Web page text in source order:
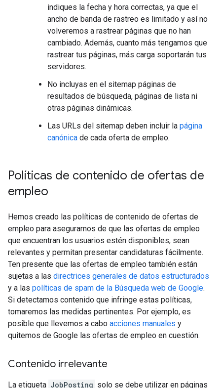
indiques la fecha y hora correctas, ya que el
ancho de banda de rastreo es limitado y así no
volveremos a rastrear páginas que no han
cambiado. Además, cuanto más tengamos que
rastrear tus páginas, más carga soportarán tus
servidores.
No incluyas en el sitemap páginas de
resultados de búsqueda, páginas de lista ni
otras páginas dinámicas.
Las URLs del sitemap deben incluir la página
canónica de cada oferta de empleo.
Políticas de contenido de ofertas de
empleo
Hemos creado las políticas de contenido de ofertas de
empleo para asegurarnos de que las ofertas de empleo
que encuentran los usuarios estén disponibles, sean
relevantes y permitan presentar candidaturas fácilmente.
Ten presente que las ofertas de empleo también están
sujetas a las directrices generales de datos estructurados
y a las políticas de spam de la Búsqueda web de Google.
Si detectamos contenido que infringe estas políticas,
tomaremos las medidas pertinentes. Por ejemplo, es
posible que llevemos a cabo acciones manuales y
quitemos de Google las ofertas de empleo en cuestión.
Contenido irrelevante
La etiqueta JobPosting solo se debe utilizar en páginas